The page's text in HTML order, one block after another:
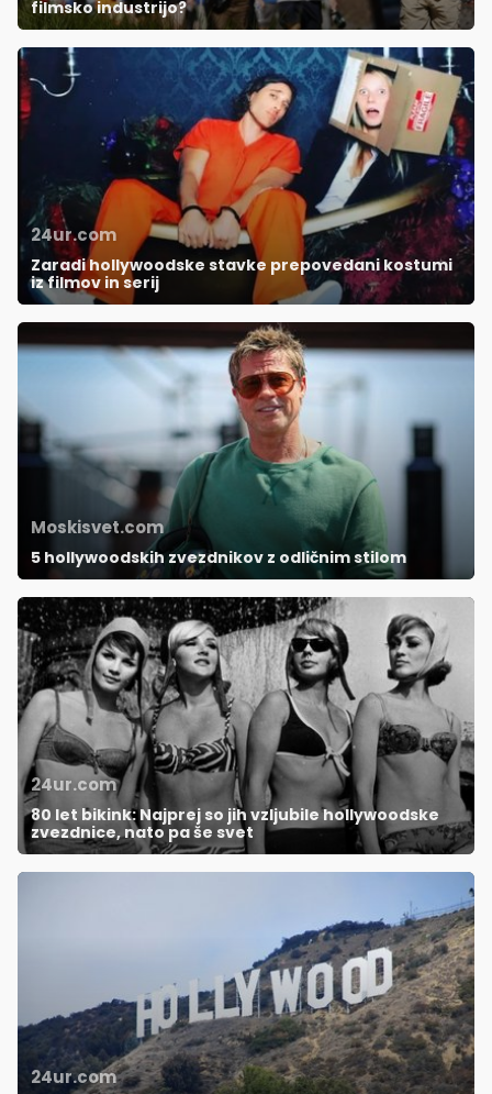
filmsko industrijo?
24ur.com
Zaradi hollywoodske stavke prepovedani kostumi
iz filmov in serij
Moskisvet.com
5 hollywoodskih zvezdnikov z odličnim stilom
24ur.com
80 let bikink: Najprej so jih vzljubile hollywoodske
zvezdnice, nato pa še svet
24ur.com